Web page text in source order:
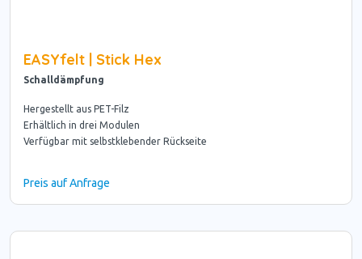
EASYfelt | Stick Hex
Schalldämpfung
Hergestellt aus PET-Filz
Erhältlich in drei Modulen
Verfügbar mit selbstklebender Rückseite
Preis auf Anfrage